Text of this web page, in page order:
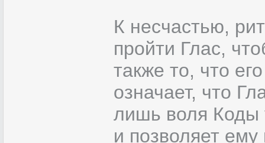
К несчастью,
пройти Глас,
также то, что
означает, что
лишь воля Коды
и позволяет ему